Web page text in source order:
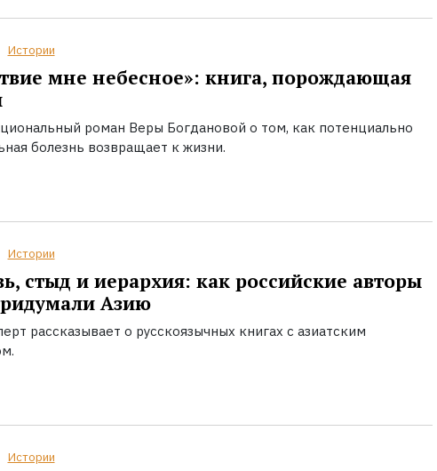
Истории
мне небесное»: книга, порождающая
роман Веры Богдановой о том, как потенциально
болезнь возвращает к жизни.
Истории
стыд и иерархия: как российские авторы
Азию
рассказывает о русскоязычных книгах с азиатским
Истории